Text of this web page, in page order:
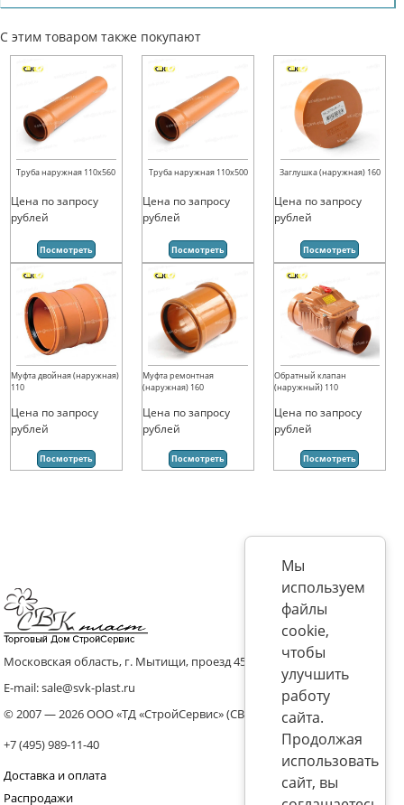
С этим товаром также покупают
Труба наружная 110х560
Цена по запросу
рублей
Посмотреть
Труба наружная 110х500
Цена по запросу
рублей
Посмотреть
Заглушка (наружная) 160
Цена по запросу
рублей
Посмотреть
Муфта двойная (наружная)
110
Цена по запросу
рублей
Посмотреть
Муфта ремонтная
(наружная) 160
Цена по запросу
рублей
Посмотреть
Обратный клапан
(наружный) 110
Цена по запросу
рублей
Посмотреть
Московская область, г. Мытищи, проезд 4536 владение 8, стр.10
E-mail: sale@svk-plast.ru
© 2007 — 2026 ООО «ТД «СтройСервис» (СВК)
+7 (495) 989-11-40
Доставка и оплата
Распродажи
Мы
используем
файлы
cookie,
чтобы
улучшить
работу
сайта.
Продолжая
использовать
сайт, вы